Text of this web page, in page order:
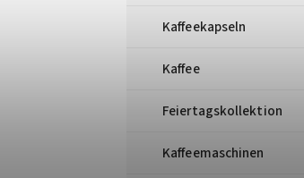
Kaffeekapseln
Kaffee
Feiertagskollektion
Kaffeemaschinen